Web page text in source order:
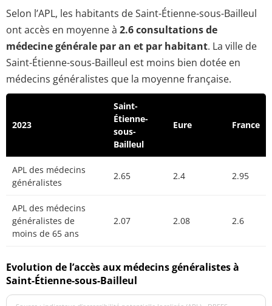
Selon l’APL, les habitants de Saint-Étienne-sous-Bailleul
ont accès en moyenne à 2.6 consultations de
médecine générale par an et par habitant. La ville de
Saint-Étienne-sous-Bailleul est moins bien dotée en
médecins généralistes que la moyenne française.
2023
Saint-
Étienne-
sous-
Bailleul
Eure France
APL des médecins
généralistes
2.65 2.4 2.95
APL des médecins
généralistes de
moins de 65 ans
2.07 2.08 2.6
Evolution de l’accès aux médecins généralistes à
Saint-Étienne-sous-Bailleul